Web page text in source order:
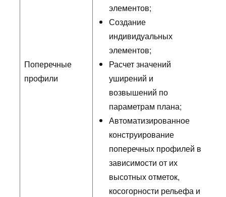
Поперечные
профили
элементов;
Создание
индивидуальных
элементов;
Расчет значений
уширений и
возвышений по
параметрам плана;
Автоматизированное
конструирование
поперечных профилей в
зависимости от их
высотных отметок,
косогорности рельефа и